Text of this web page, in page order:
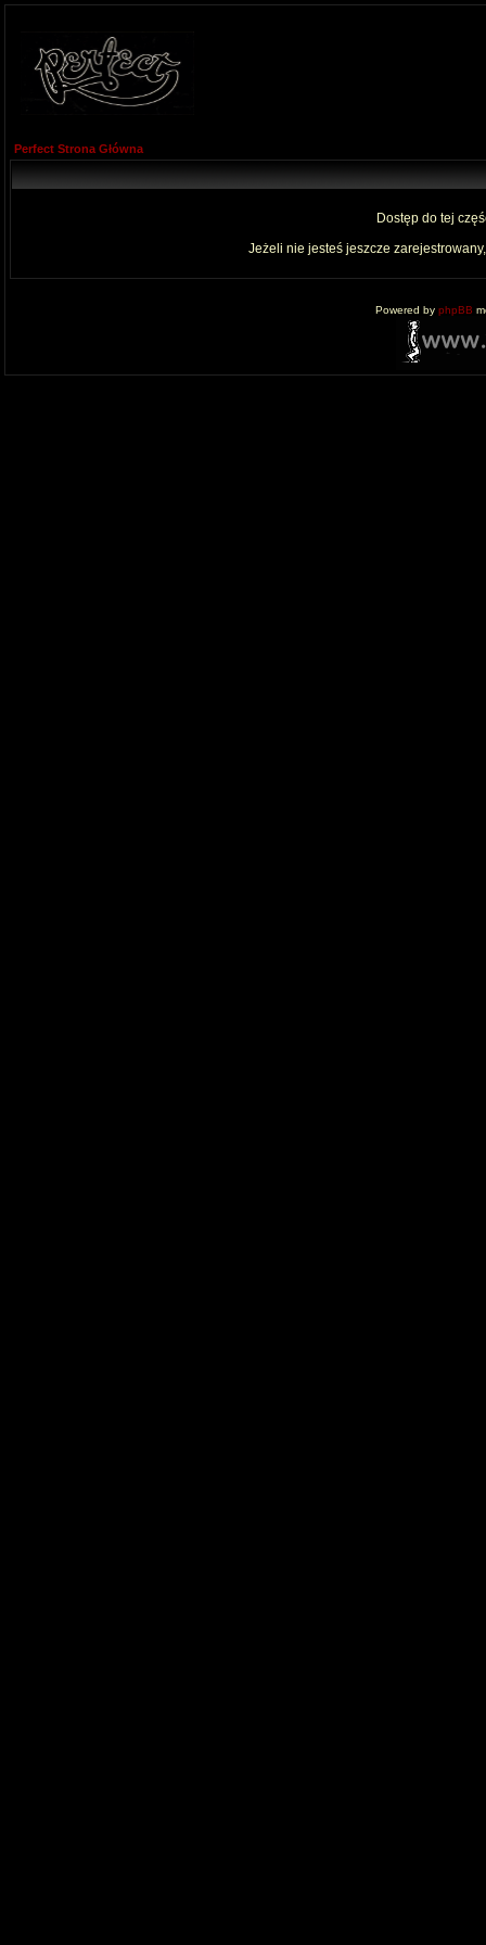
Perfect Strona Główna
Dostęp do tej
Jeżeli nie jesteś jeszcze
Powered by phpBB